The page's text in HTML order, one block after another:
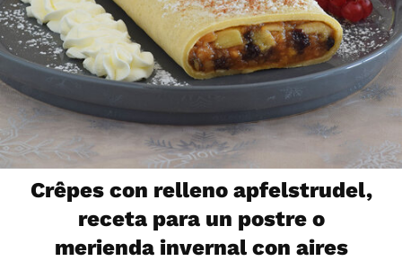
Crêpes con relleno apfelstrudel,
receta para un postre o
merienda invernal con aires